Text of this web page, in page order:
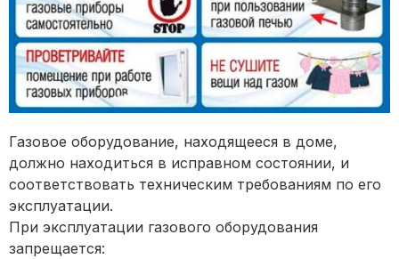
Газовое оборудование, находящееся в доме,
должно находиться в исправном состоянии, и
соответствовать техническим требованиям по его
эксплуатации.
При эксплуатации газового оборудования
запрещается: